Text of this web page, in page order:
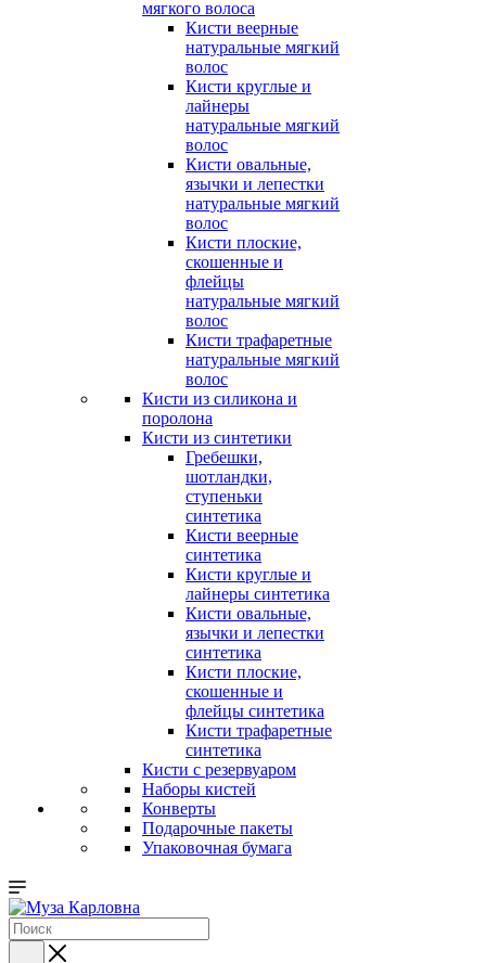
мягкого волоса
Кисти веерные
натуральные мягкий
волос
Кисти круглые и
лайнеры
натуральные мягкий
волос
Кисти овальные,
язычки и лепестки
натуральные мягкий
волос
Кисти плоские,
скошенные и
флейцы
натуральные мягкий
волос
Кисти трафаретные
натуральные мягкий
волос
Кисти из силикона и
поролона
Кисти из синтетики
Гребешки,
шотландки,
ступеньки
синтетика
Кисти веерные
синтетика
Кисти круглые и
лайнеры синтетика
Кисти овальные,
язычки и лепестки
синтетика
Кисти плоские,
скошенные и
флейцы синтетика
Кисти трафаретные
синтетика
Кисти с резервуаром
Наборы кистей
Конверты
Подарочные пакеты
Упаковочная бумага